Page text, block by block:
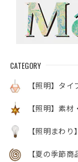
CATEGORY
【照明】タイ
【照明】素材
【照明まわ
【夏の季節商